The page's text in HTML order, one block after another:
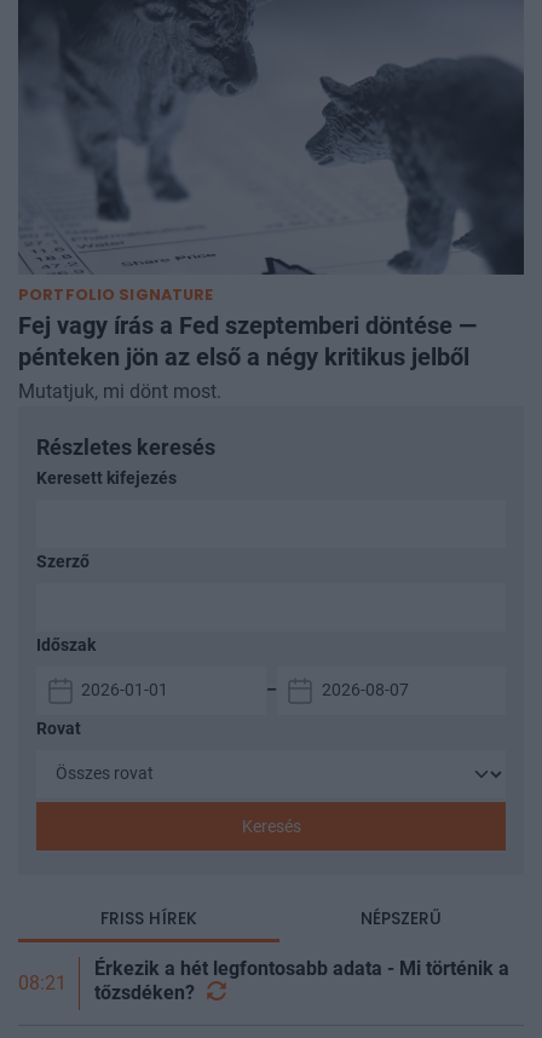
PORTFOLIO SIGNATURE
Fej vagy írás a Fed szeptemberi döntése —
pénteken jön az első a négy kritikus jelből
Mutatjuk, mi dönt most.
Részletes keresés
Keresett kifejezés
Szerző
Időszak
–
Rovat
Keresés
FRISS HÍREK NÉPSZERŰ
08:21
Érkezik a hét legfontosabb adata - Mi történik a
tőzsdéken?